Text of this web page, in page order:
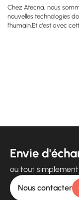
Chez Atecna, nous
nouvelles technologies
l’humain.Et c’est avec
Envie
ou tout
Nous contacter